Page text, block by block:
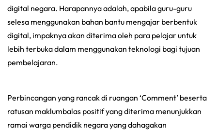
digital negara. Harapannya adalah, apabila guru-guru
selesa menggunakan bahan bantu mengajar berbentuk
digital, impaknya akan diterima oleh para pelajar untuk
lebih terbuka dalam menggunakan teknologi bagi tujuan
pembelajaran.
Perbincangan yang rancak di ruangan ‘Comment’ beserta
ratusan maklumbalas positif yang diterima menunjukkan
ramai warga pendidik negara yang dahagakan